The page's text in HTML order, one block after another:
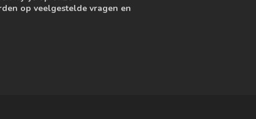
op veelgestelde vragen en